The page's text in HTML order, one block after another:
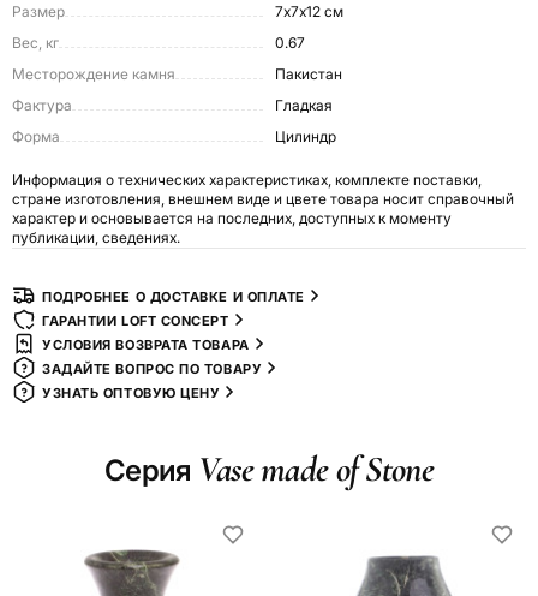
Размер
7х7х12 см
Вес, кг
0.67
Месторождение камня
Пакистан
Фактура
Гладкая
Форма
Цилиндр
Информация о технических характеристиках, комплекте поставки,
стране изготовления, внешнем виде и цвете товара носит справочный
характер и основывается на последних, доступных к моменту
публикации, сведениях.
ПОДРОБНЕЕ О ДОСТАВКЕ И ОПЛАТЕ
ГАРАНТИИ LOFT CONCEPT
УСЛОВИЯ ВОЗВРАТА ТОВАРА
ЗАДАЙТЕ ВОПРОС ПО ТОВАРУ
УЗНАТЬ ОПТОВУЮ ЦЕНУ
Серия Vase made of Stone